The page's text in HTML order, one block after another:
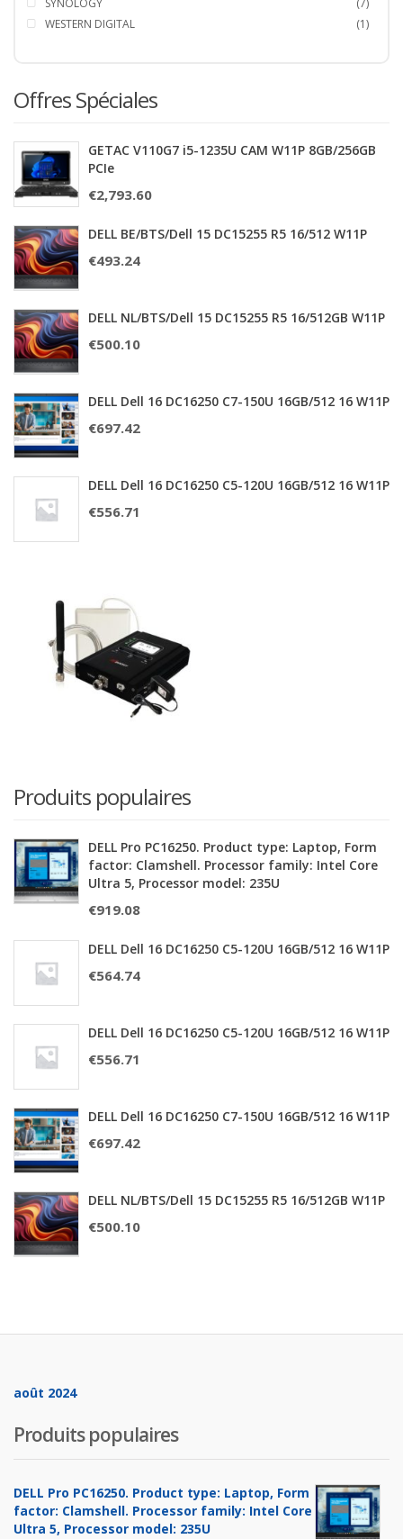
SYNOLOGY
(7)
WESTERN DIGITAL
(1)
Offres Spéciales
GETAC V110G7 i5-1235U CAM W11P 8GB/256GB
PCIe
€2,793.60
DELL BE/BTS/Dell 15 DC15255 R5 16/512 W11P
€493.24
DELL NL/BTS/Dell 15 DC15255 R5 16/512GB W11P
€500.10
DELL Dell 16 DC16250 C7-150U 16GB/512 16 W11P
€697.42
DELL Dell 16 DC16250 C5-120U 16GB/512 16 W11P
€556.71
Produits populaires
DELL Pro PC16250. Product type: Laptop, Form
factor: Clamshell. Processor family: Intel Core
Ultra 5, Processor model: 235U
€919.08
DELL Dell 16 DC16250 C5-120U 16GB/512 16 W11P
€564.74
DELL Dell 16 DC16250 C5-120U 16GB/512 16 W11P
€556.71
DELL Dell 16 DC16250 C7-150U 16GB/512 16 W11P
€697.42
DELL NL/BTS/Dell 15 DC15255 R5 16/512GB W11P
€500.10
août 2024
Produits populaires
DELL Pro PC16250. Product type: Laptop, Form
factor: Clamshell. Processor family: Intel Core
Ultra 5, Processor model: 235U